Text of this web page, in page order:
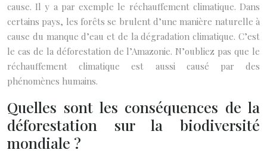
cause. Il y a par exemple le réchauffement climatique. Dans
certains pays, les forêts se brulent d’une manière naturelle à
cause du manque d’eau et de la dégradation climatique. C’est
le cas de la déforestation de l’Amazonie. N’oubliez pas que le
réchauffement climatique est aussi causé par des
phénomènes humains.
Quelles sont les conséquences de la
déforestation sur la biodiversité
mondiale ?